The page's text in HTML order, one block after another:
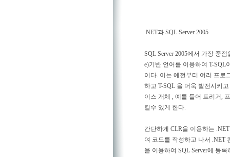
.NET과 SQL Server 2005
SQL Server 2005에서 가장 중점
e)기반 언어를 이용하여 T-
이다. 이는 예전부터 여러 프로
하고 T-SQL 을 더욱 발전시키
이스 개체 , 예를 들어 트리거,
킬수 있게 한다.
간단하게 CLR을 이용하는
여 코드를 작성하고 나서 .NET
을 이용하여 SQL Server에 등